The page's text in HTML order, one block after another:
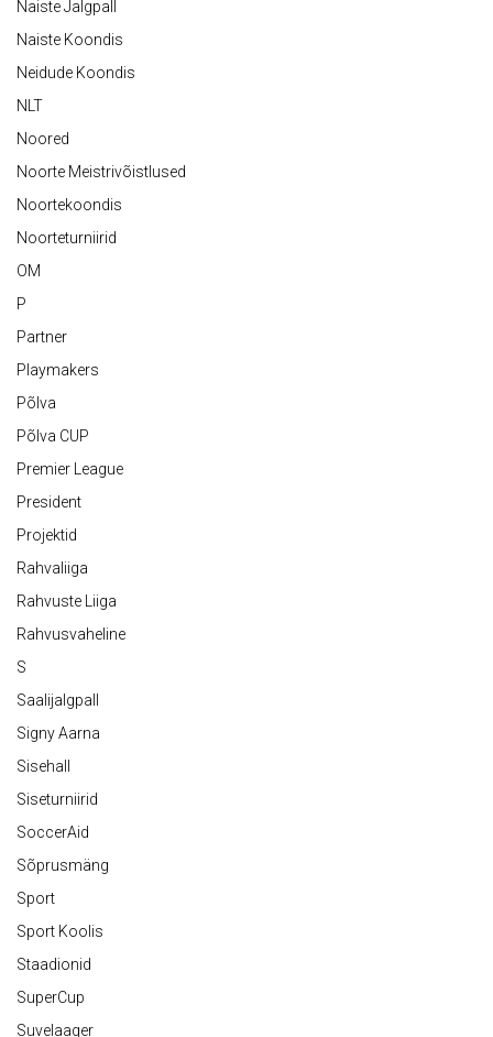
Naiste Jalgpall
Naiste Koondis
Neidude Koondis
NLT
Noored
Noorte Meistrivõistlused
Noortekoondis
Noorteturniirid
OM
P
Partner
Playmakers
Põlva
Põlva CUP
Premier League
President
Projektid
Rahvaliiga
Rahvuste Liiga
Rahvusvaheline
S
Saalijalgpall
Signy Aarna
Sisehall
Siseturniirid
SoccerAid
Sõprusmäng
Sport
Sport Koolis
Staadionid
SuperCup
Suvelaager